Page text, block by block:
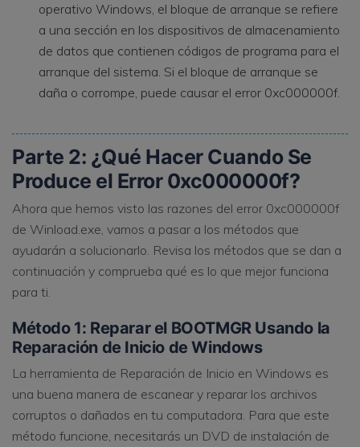
operativo Windows, el bloque de arranque se refiere
a una sección en los dispositivos de almacenamiento
de datos que contienen códigos de programa para el
arranque del sistema. Si el bloque de arranque se
daña o corrompe, puede causar el error 0xc000000f.
Parte 2: ¿Qué Hacer Cuando Se
Produce el Error 0xc000000f?
Ahora que hemos visto las razones del error 0xc000000f
de Winload.exe, vamos a pasar a los métodos que
ayudarán a solucionarlo. Revisa los métodos que se dan a
continuación y comprueba qué es lo que mejor funciona
para ti.
Método 1: Reparar el BOOTMGR Usando la
Reparación de Inicio de Windows
La herramienta de Reparación de Inicio en Windows es
una buena manera de escanear y reparar los archivos
corruptos o dañados en tu computadora. Para que este
método funcione, necesitarás un DVD de instalación de